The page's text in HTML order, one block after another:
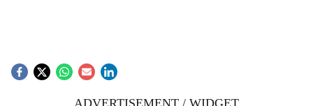
ADVERTISEMENT / WIDGET